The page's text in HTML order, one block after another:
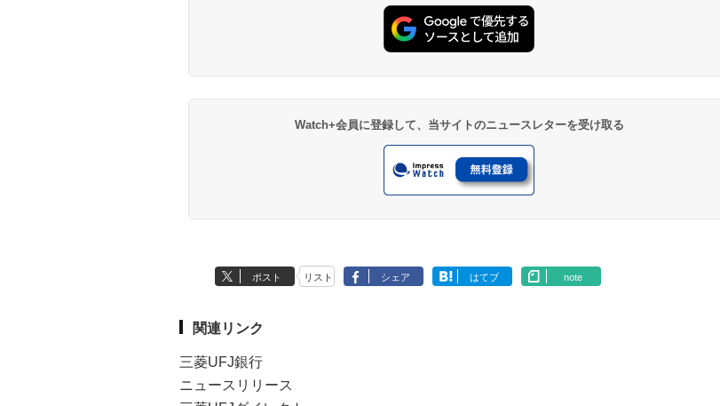
Watch+会員に登録して、当サイトのニュースレターを受け取る
ポスト リスト シェア はてブ note
関連リンク
三菱UFJ銀行
ニュースリリース